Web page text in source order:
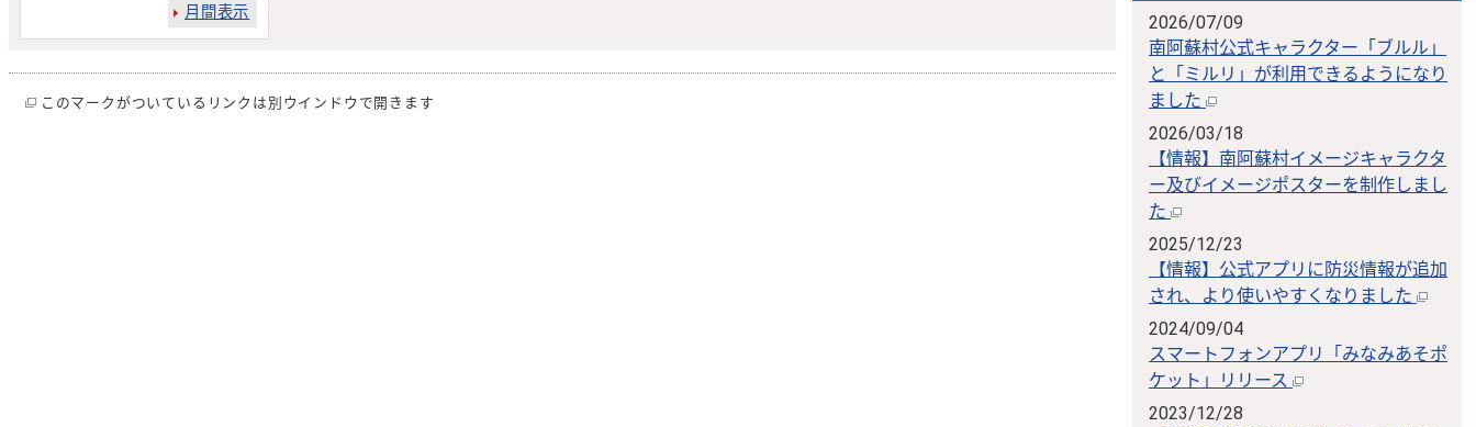
月間表示
このマークがついているリンクは別ウインドウで開きます
2026/07/09
南阿蘇村公式キャラクター「ブルル」
と「ミルリ」が利用できるようになり
ました
2026/03/18
【情報】南阿蘇村イメージキャラクタ
ー及びイメージポスターを制作しまし
た
2025/12/23
【情報】公式アプリに防災情報が追加
され、より使いやすくなりました
2024/09/04
スマートフォンアプリ「みなみあそポ
ケット」リリース
2023/12/28